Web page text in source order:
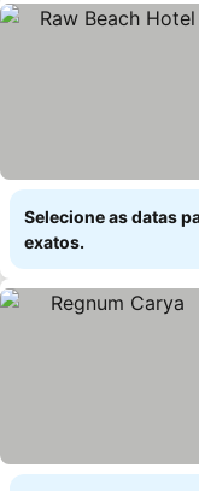
Selecione as datas
exatos.